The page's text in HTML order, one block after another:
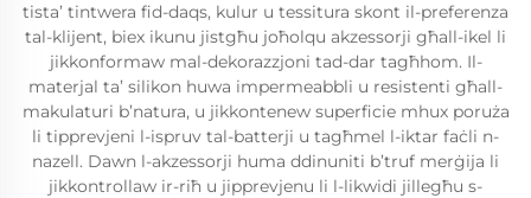
tista’ tintwera fid-daqs, kulur u tessitura skont il-preferenza
tal-klijent, biex ikunu jistgħu joħolqu akzessorji għall-ikel li
jikkonformaw mal-dekorazzjoni tad-dar tagħhom. Il-
materjal ta’ silikon huwa impermeabbli u resistenti għall-
makulaturi b’natura, u jikkontenew superficie mhux poruża
li tipprevjeni l-ispruv tal-batterji u tagħmel l-iktar faċli n-
nazell. Dawn l-akzessorji huma ddinuniti b’truf merġija li
jikkontrollaw ir-riħ u jipprevjenu li l-likwidi jillegħu s-